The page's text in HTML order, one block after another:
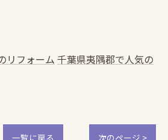
リフォーム 千葉県夷隅郡で人気の
一覧に戻る 次のページ >